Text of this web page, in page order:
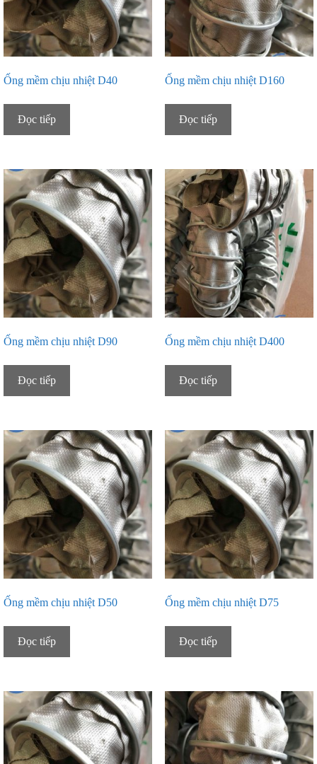
Ống mềm chịu nhiệt D40
Đọc tiếp
Ống mềm chịu nhiệt D160
Đọc tiếp
Ống mềm chịu nhiệt D90
Đọc tiếp
Ống mềm chịu nhiệt D400
Đọc tiếp
Ống mềm chịu nhiệt D50
Đọc tiếp
Ống mềm chịu nhiệt D75
Đọc tiếp